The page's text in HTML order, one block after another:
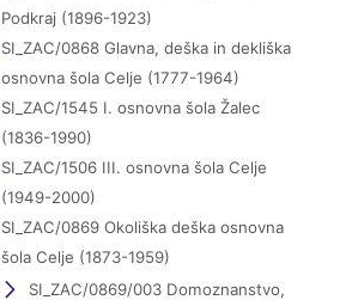
Podkraj (1896-1923)
SI_ZAC/0868 Glavna, deška in dekliška
osnovna šola Celje (1777-1964)
SI_ZAC/1545 I. osnovna šola Žalec
(1836-1990)
SI_ZAC/1506 III. osnovna šola Celje
(1949-2000)
SI_ZAC/0869 Okoliška deška osnovna
šola Celje (1873-1959)
SI_ZAC/0869/003 Domoznanstvo,